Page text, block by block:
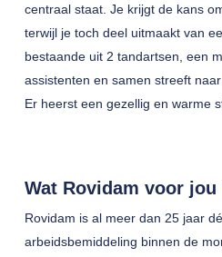
centraal staat. Je krijgt de kans
terwijl je toch deel uitmaakt van
bestaande uit 2 tandartsen, een
assistenten en samen streeft
Er heerst een gezellig en warme
Wat Rovidam voor jou
Rovidam is al meer dan 25 jaar
arbeidsbemiddeling binnen de